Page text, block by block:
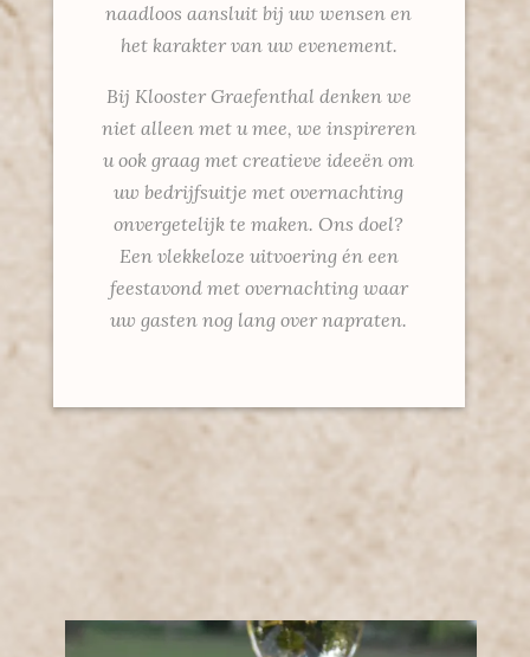
naadloos aansluit bij uw wensen en
het karakter van uw evenement.
Bij Klooster Graefenthal denken we
niet alleen met u mee, we inspireren
u ook graag met creatieve ideeën om
uw bedrijfsuitje met overnachting
onvergetelijk te maken. Ons doel?
Een vlekkeloze uitvoering én een
feestavond met overnachting waar
uw gasten nog lang over napraten.